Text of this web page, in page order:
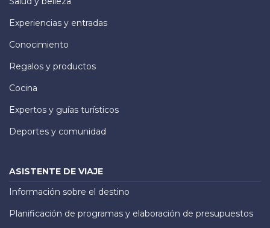
Experiencias y entradas
Conocimiento
Regalos y productos
Cocina
Expertos y guías turísticos
Deportes y comunidad
ASISTENTE DE VIAJE
Información sobre el destino
Planificación de programas y elaboración de presupuestos